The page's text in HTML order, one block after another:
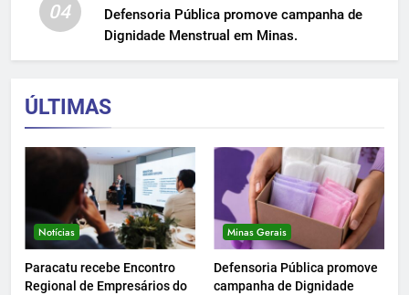
04
Defensoria Pública promove campanha de
Dignidade Menstrual em Minas.
ÚLTIMAS
Notícias
Paracatu recebe Encontro
Regional de Empresários do
Minas Gerais
Defensoria Pública promove
campanha de Dignidade